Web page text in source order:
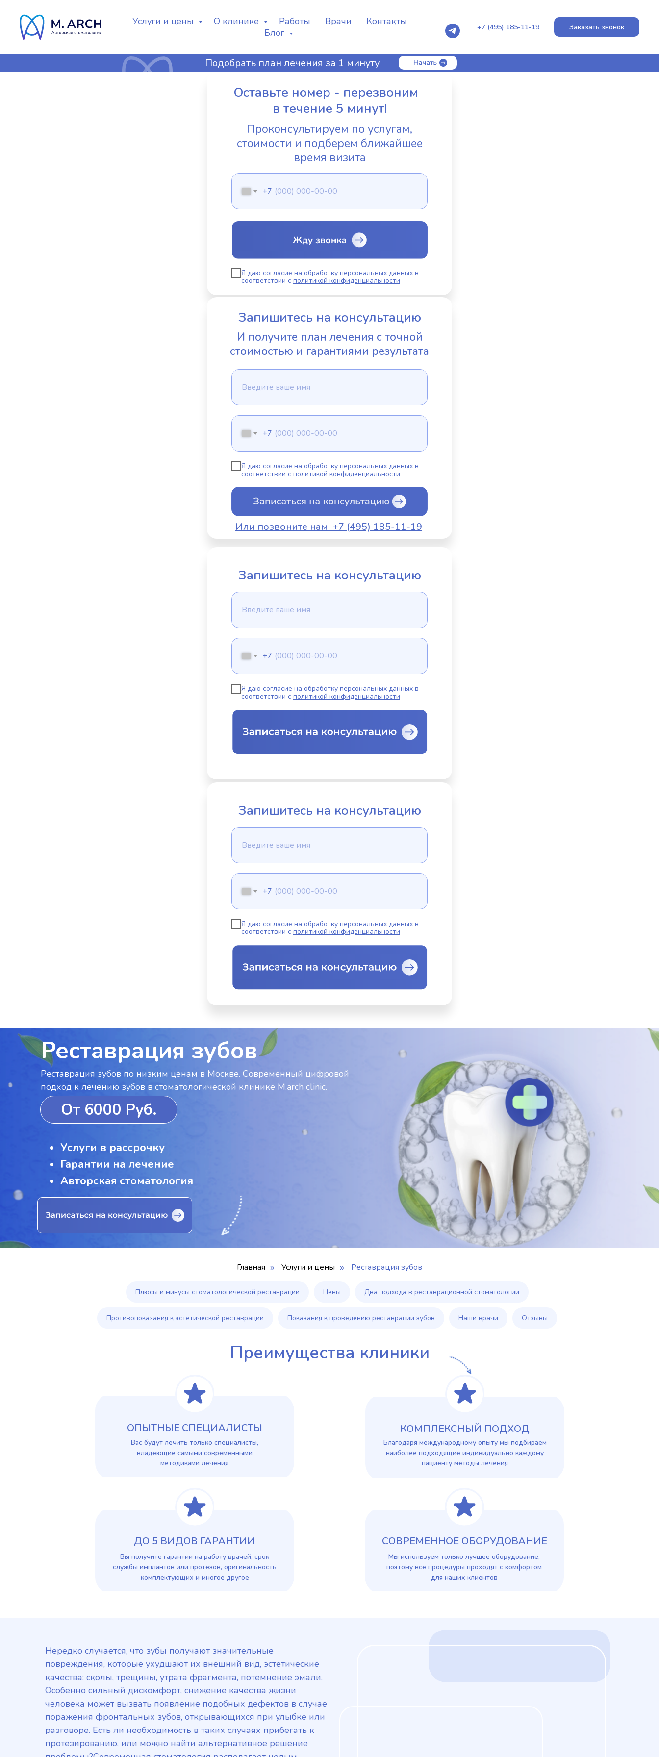
Услуги и цены О клинике Работы Врачи
Контакты
Блог
+7 (495) 185-11-19 Заказать звонок
Подобрать план лечения за 1 минуту
Оставьте номер - перезвоним
в течение 5 минут!
Проконсультируем по услугам,
стоимости и подберем ближайшее
время визита
+7
Я даю согласие на обработку персональных данных в
соответствии с политикой конфиденциальности
Запишитесь на консультацию
И получите план лечения с точной
стоимостью и гарантиями результата
Или позвоните нам: +7 (495) 185-11-19
+7
Я даю согласие на обработку персональных данных в
соответствии с политикой конфиденциальности
Запишитесь на консультацию
+7
Я даю согласие на обработку персональных данных в
соответствии с политикой конфиденциальности
Запишитесь на консультацию
+7
Я даю согласие на обработку персональных данных в
соответствии с политикой конфиденциальности
Реставрация зубов
Реставрация зубов по низким ценам в Москве. Современный цифровой
подход к лечению зубов в стоматологической клинике M.arch clinic.
Услуги в рассрочку
Гарантии на лечение
Авторская стоматология
От 6000 Руб.
Главная » Услуги и цены » Реставрация зубов
Плюсы и минусы стоматологической реставрации Цены Два подхода в реставрационной стоматологии
Противопоказания к эстетической реставрации Показания к проведению реставрации зубов Наши врачи Отзывы
Преимущества клиники
СОВРЕМЕННОЕ ОБОРУДОВАНИЕ
КОМПЛЕКСНЫЙ ПОДХОД
ДО 5 ВИДОВ ГАРАНТИИ
ОПЫТНЫЕ СПЕЦИАЛИСТЫ
Вас будут лечить только специалисты,
владеющие самыми современными
методиками лечения
Вы получите гарантии на работу врачей, срок
службы имплантов или протезов, оригинальность
комплектующих и многое другое
Мы используем только лучшее оборудование,
поэтому все процедуры проходят с комфортом
для наших клиентов
Благодаря международному опыту мы подбираем
наиболее подходящие индивидуально каждому
пациенту методы лечения
Нередко случается, что зубы получают значительные
повреждения, которые ухудшают их внешний вид, эстетические
качества: сколы, трещины, утрата фрагмента, потемнение эмали.
Особенно сильный дискомфорт, снижение качества жизни
человека может вызвать появление подобных дефектов в случае
поражения фронтальных зубов, открывающихся при улыбке или
разговоре. Есть ли необходимость в таких случаях прибегать к
протезированию, или можно найти альтернативное решение